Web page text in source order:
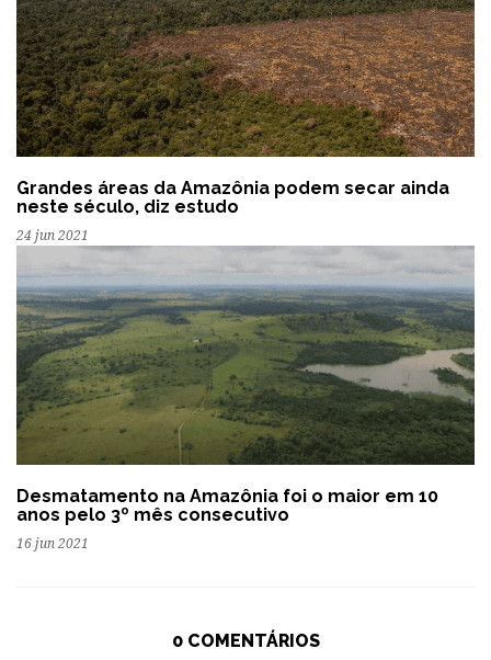
Grandes áreas da Amazônia podem secar ainda
neste século, diz estudo
24 jun 2021
Desmatamento na Amazônia foi o maior em 10
anos pelo 3º mês consecutivo
16 jun 2021
0 COMENTÁRIOS